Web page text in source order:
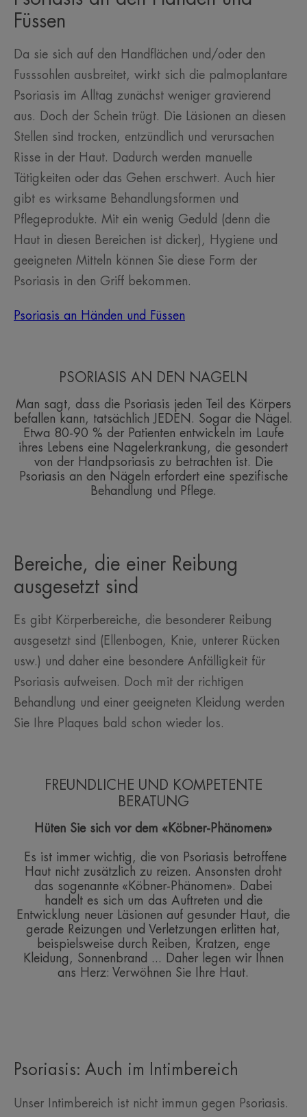
Füssen
Da sie sich auf den Handflächen und/oder den
Fusssohlen ausbreitet, wirkt sich die palmoplantare
Psoriasis im Alltag zunächst weniger gravierend
aus. Doch der Schein trügt. Die Läsionen an diesen
Stellen sind trocken, entzündlich und verursachen
Risse in der Haut. Dadurch werden manuelle
Tätigkeiten oder das Gehen erschwert. Auch hier
gibt es wirksame Behandlungsformen und
Pflegeprodukte. Mit ein wenig Geduld (denn die
Haut in diesen Bereichen ist dicker), Hygiene und
geeigneten Mitteln können Sie diese Form der
Psoriasis in den Griff bekommen.
Psoriasis an Händen und Füssen
PSORIASIS AN DEN NÄGELN
Man sagt, dass die Psoriasis jeden Teil des Körpers
befallen kann, tatsächlich JEDEN. Sogar die Nägel.
Etwa 80-90 % der Patienten entwickeln im Laufe
ihres Lebens eine Nagelerkrankung, die gesondert
von der Handpsoriasis zu betrachten ist. Die
Psoriasis an den Nägeln erfordert eine spezifische
Behandlung und Pflege.
Bereiche, die einer Reibung
ausgesetzt sind
Es gibt Körperbereiche, die besonderer Reibung
ausgesetzt sind (Ellenbogen, Knie, unterer Rücken
usw.) und daher eine besondere Anfälligkeit für
Psoriasis aufweisen. Doch mit der richtigen
Behandlung und einer geeigneten Kleidung werden
Sie Ihre Plaques bald schon wieder los.
FREUNDLICHE UND KOMPETENTE
BERATUNG
Hüten Sie sich vor dem «Köbner-Phänomen»
Es ist immer wichtig, die von Psoriasis betroffene
Haut nicht zusätzlich zu reizen. Ansonsten droht
das sogenannte «Köbner-Phänomen». Dabei
handelt es sich um das Auftreten und die
Entwicklung neuer Läsionen auf gesunder Haut, die
gerade Reizungen und Verletzungen erlitten hat,
beispielsweise durch Reiben, Kratzen, enge
Kleidung, Sonnenbrand ... Daher legen wir Ihnen
ans Herz: Verwöhnen Sie Ihre Haut.
Psoriasis: Auch im Intimbereich
Unser Intimbereich ist nicht immun gegen Psoriasis.